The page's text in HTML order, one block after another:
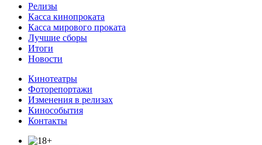
Релизы
Касса кинопроката
Касса мирового проката
Лучшие сборы
Итоги
Новости
Кинотеатры
Фоторепортажи
Изменения в релизах
Кинособытия
Контакты